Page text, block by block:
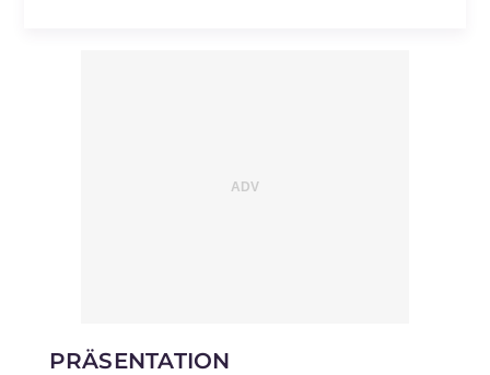
PRÄSENTATION